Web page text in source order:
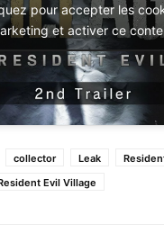
pour accepter les
et activer ce
collector Leak
Evil Village